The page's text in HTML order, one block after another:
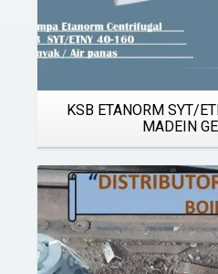
KSB ETANORM SYT/
MADEIN